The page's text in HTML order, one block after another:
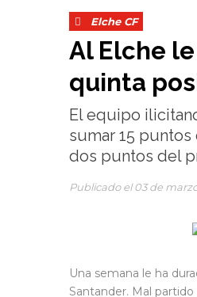
Elche CF
Al Elche
quinta
El equipo
sumar 15
dos puntos del
Publicado el 03 de
Una semana le ha
Santander. Mal